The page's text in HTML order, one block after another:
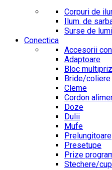
Corpuri de
Ilum. de
Surse de
Conectica
Accesorii
Adaptoare
Bloc
Bride/coliere
Cleme
Cordon
Doze
Dulii
Mufe
Prelungitoare
Presetupe
Prize
Stechere/